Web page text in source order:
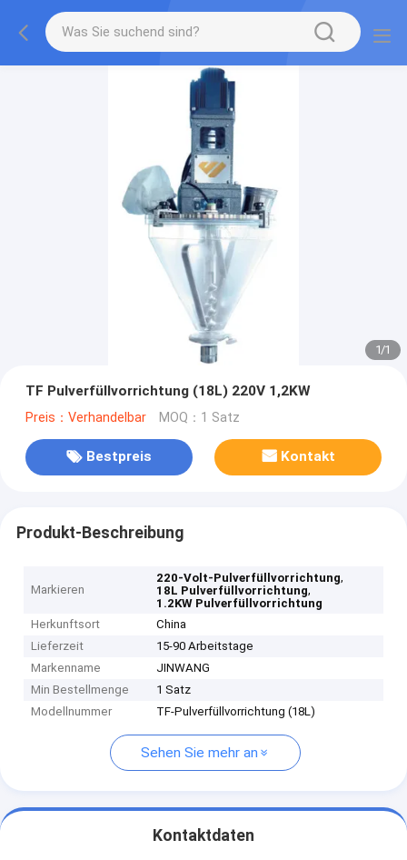
1/1
TF Pulverfüllvorrichtung (18L) 220V 1,2KW
Preis：Verhandelbar MOQ：1 Satz
Bestpreis Kontakt
Produkt-Beschreibung
Markieren
220-Volt-Pulverfüllvorrichtung,
18L Pulverfüllvorrichtung,
1.2KW Pulverfüllvorrichtung
Herkunftsort
China
Lieferzeit
15-90 Arbeitstage
Markenname
JINWANG
Min Bestellmenge
1 Satz
Modellnummer
TF-Pulverfüllvorrichtung (18L)
Sehen Sie mehr an
Kontaktdaten